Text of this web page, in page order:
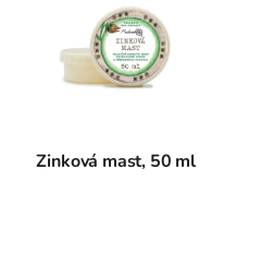
Zinková mast, 50 ml